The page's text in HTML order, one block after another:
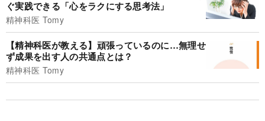
ぐ実践できる「心をラクにする思考法」
精神科医 Tomy
【精神科医が教える】頑張っているのに…無理せ
ず成果を出す人の共通点とは？
精神科医 Tomy